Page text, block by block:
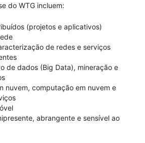
do WTG incluem:
(projetos e aplicativos)
de redes e serviços
de dados (Big Data), mineração e
nuvem, computação em nuvem e
abrangente e sensível ao